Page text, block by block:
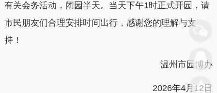
有关会务活动，闭园半天。当天下午1时正式开园，请
市民朋友们合理安排时间出行，感谢您的理解与支
持！
温州市园博办
2026年4月12日